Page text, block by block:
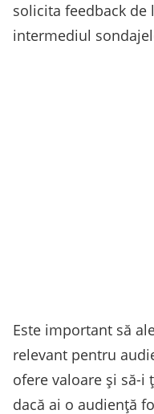
solicita feedback
intermediul
Este important să
relevant pentru
ofere valoare și să-i
dacă ai o audiență